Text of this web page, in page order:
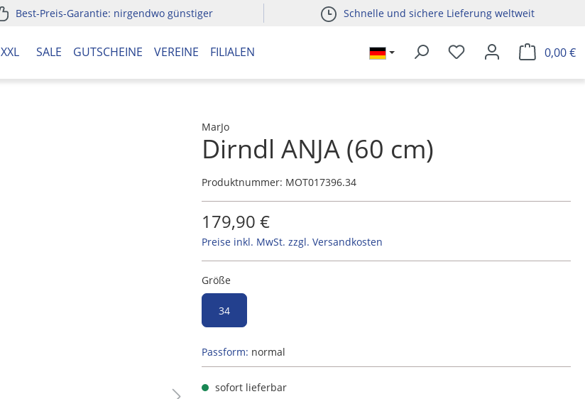
Best-Preis-Garantie: nirgendwo günstiger Schnelle und sichere Lieferung weltweit
XXL SALE GUTSCHEINE VEREINE FILIALEN 0,00 €
MarJo
Dirndl ANJA (60 cm)
Produktnummer: MOT017396.34
179,90 €
Preise inkl. MwSt. zzgl. Versandkosten
Größe
34
Passform: normal
sofort lieferbar